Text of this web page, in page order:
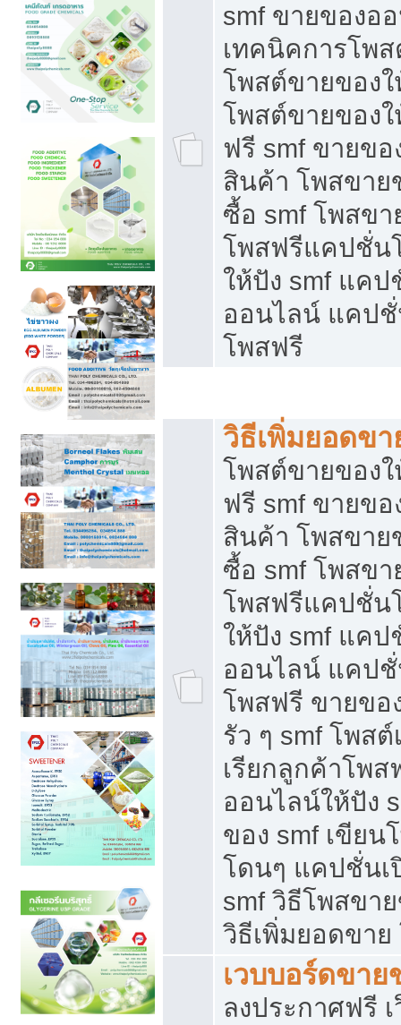
smf ขายของอ
เทคนิคการโพ
โพสต์ขายของ
โพสต์ขายของ
ฟรี smf ขายข
สินค้า โพสขาย
ซื้อ smf โพสข
โพสฟรีแคปชั่น
ให้ปัง smf แค
ออนไลน์ แคป
โพสฟรี
วิธีเพิ่มยอดข
โพสต์ขายของ
ฟรี smf ขายข
สินค้า โพสขาย
ซื้อ smf โพสข
โพสฟรีแคปชั่น
ให้ปัง smf แค
ออนไลน์ แคป
โพสฟรี ขายขอ
รัว ๆ smf โพส
เรียกลูกค้าโพส
ออนไลน์ให้ปัง
ของ smf เขียน
โดนๆ แคปชั่นเ
smf วิธีโพสขา
วิธีเพิ่มยอดขาย
เวบบอร์ดขา
ลงประกาศฟรี